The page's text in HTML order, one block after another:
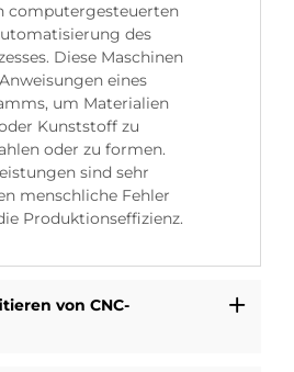
computergesteuerten
des
Diese Maschinen
eines
um Materialien
Kunststoff zu
oder zu formen.
sind sehr
menschliche Fehler
Produktionseffizienz.
von CNC-